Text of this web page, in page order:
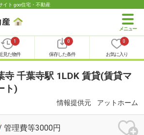
イト goo住宅・不動産
1
見た物件
0
保存した条件
0
お気に入り
寺 千葉寺駅 1LDK 賃貸(賃貸マ
ト)
情報提供元 アットホーム
管理費等3000円